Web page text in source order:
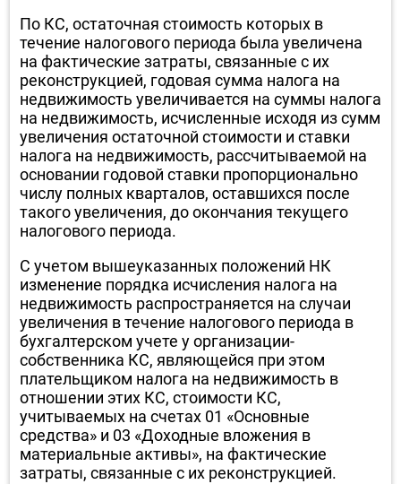
По КС, остаточная стоимость которых в
течение налогового периода была увеличена
на фактические затраты, связанные с их
реконструкцией, годовая сумма налога на
недвижимость увеличивается на суммы налога
на недвижимость, исчисленные исходя из сумм
увеличения остаточной стоимости и ставки
налога на недвижимость, рассчитываемой на
основании годовой ставки пропорционально
числу полных кварталов, оставшихся после
такого увеличения, до окончания текущего
налогового периода.
С учетом вышеуказанных положений НК
изменение порядка исчисления налога на
недвижимость распространяется на случаи
увеличения в течение налогового периода в
бухгалтерском учете у организации-
собственника КС, являющейся при этом
плательщиком налога на недвижимость в
отношении этих КС, стоимости КС,
учитываемых на счетах 01 «Основные
средства» и 03 «Доходные вложения в
материальные активы», на фактические
затраты, связанные с их реконструкцией.